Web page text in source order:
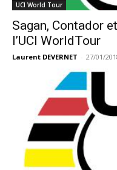
UCI World Tour
Sagan, Contador
l’UCI WorldTour
Laurent DEVERNET - 27/01/